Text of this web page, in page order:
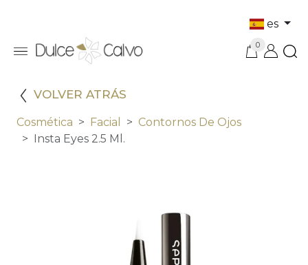
es
0
VOLVER ATRÁS
Cosmética Facial
Contornos De Ojos
Insta Eyes 2.5 Ml.